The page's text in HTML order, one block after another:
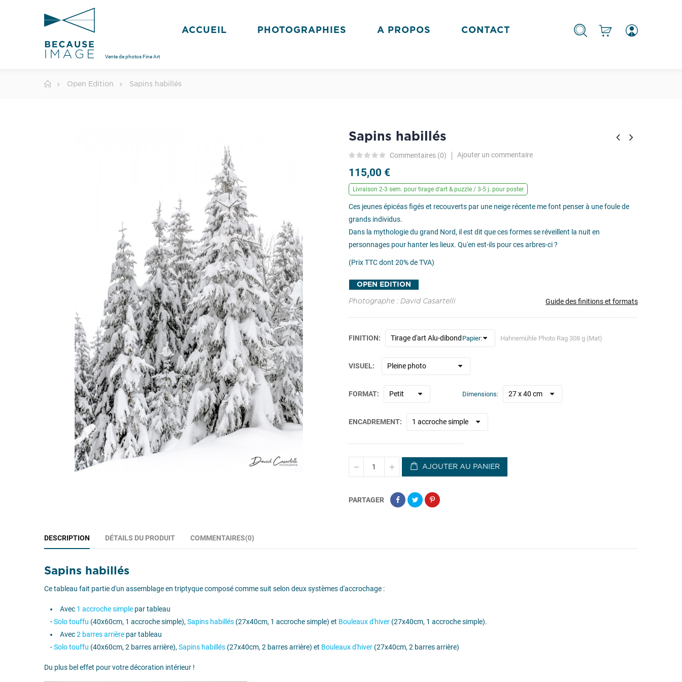
Vente de photos Fine Art
ACCUEIL PHOTOGRAPHIES A PROPOS CONTACT
Open Edition Sapins habillés
Sapins habillés
Commentaires (0) Ajouter un commentaire
115,00 €
Livraison 2-3 sem. pour tirage d'art & puzzle / 3-5 j. pour poster
Ces jeunes épicéas figés et recouverts par une neige récente me font penser à une foule de
grands individus.
Dans la mythologie du grand Nord, il est dit que ces formes se réveillent la nuit en
personnages pour hanter les lieux. Qu'en est-ils pour ces arbres-ci ?
(Prix TTC dont 20% de TVA)
OPEN EDITION
Photographe : David Casartelli Guide des finitions et formats
FINITION Papier
VISUEL
FORMAT Dimensions
ENCADREMENT
AJOUTER AU PANIER
PARTAGER
DESCRIPTION DÉTAILS DU PRODUIT COMMENTAIRES(0)
Sapins habillés
Ce tableau fait partie d'un assemblage en triptyque composé comme suit selon deux systèmes d'accrochage :
Avec 1 accroche simple par tableau
-Solo touffu (40x60cm, 1 accroche simple), Sapins habillés (27x40cm, 1 accroche simple) et Bouleaux d'hiver (27x40cm, 1 accroche simple).
Avec2 barres arrière par tableau
-Solo touffu (40x60cm, 2 barres arrière), Sapins habillés (27x40cm, 2 barres arrière) et Bouleaux d'hiver (27x40cm, 2 barres arrière)
Du plus bel effet pour votre décoration intérieur !